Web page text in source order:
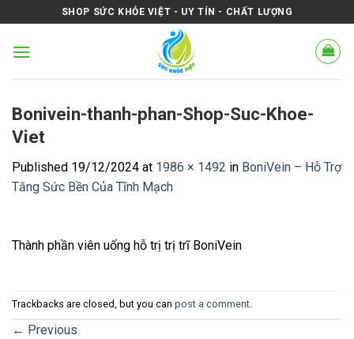
to
content
SHOP SỨC KHỎE VIỆT - UY TÍN - CHẤT LƯỢNG
Bonivein-thanh-phan-Shop-Suc-Khoe-
Viet
Published 19/12/2024 at 1986 × 1492 in BoniVein – Hỗ Trợ
Tăng Sức Bền Của Tĩnh Mạch
Thành phần viên uống hỗ trị trị trĩ BoniVein
Trackbacks are closed, but you can post a comment.
← Previous